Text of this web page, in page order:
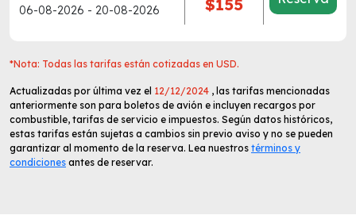
06-08-2026 - 20-08-2026 $155
*Nota: Todas las tarifas están cotizadas en USD.
Actualizadas por última vez el 12/12/2024 , las tarifas mencionadas
anteriormente son para boletos de avión e incluyen recargos por
combustible, tarifas de servicio e impuestos. Según datos históricos,
estas tarifas están sujetas a cambios sin previo aviso y no se pueden
garantizar al momento de la reserva. Lea nuestros términos y
condiciones antes de reservar.